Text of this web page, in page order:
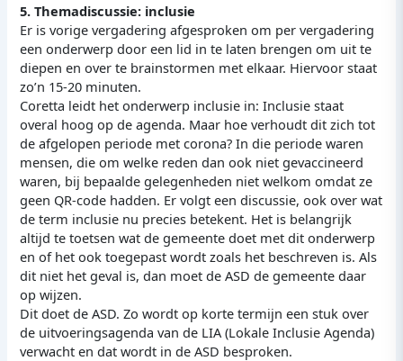
5. Themadiscussie: inclusie
Er is vorige vergadering afgesproken om per vergadering
een onderwerp door een lid in te laten brengen om uit te
diepen en over te brainstormen met elkaar. Hiervoor staat
zo’n 15-20 minuten.
Coretta leidt het onderwerp inclusie in: Inclusie staat
overal hoog op de agenda. Maar hoe verhoudt dit zich tot
de afgelopen periode met corona? In die periode waren
mensen, die om welke reden dan ook niet gevaccineerd
waren, bij bepaalde gelegenheden niet welkom omdat ze
geen QR-code hadden. Er volgt een discussie, ook over wat
de term inclusie nu precies betekent. Het is belangrijk
altijd te toetsen wat de gemeente doet met dit onderwerp
en of het ook toegepast wordt zoals het beschreven is. Als
dit niet het geval is, dan moet de ASD de gemeente daar
op wijzen.
Dit doet de ASD. Zo wordt op korte termijn een stuk over
de uitvoeringsagenda van de LIA (Lokale Inclusie Agenda)
verwacht en dat wordt in de ASD besproken.